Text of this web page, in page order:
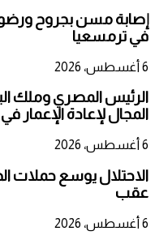
إصابة مسن بجروح
في ترمسعيا
6 أغسطس، 2026
الرئيس المصري وملك
المجال لإعادة الإعمار
6 أغسطس، 2026
الاحتلال يوسع حملات
عقب
6 أغسطس، 2026